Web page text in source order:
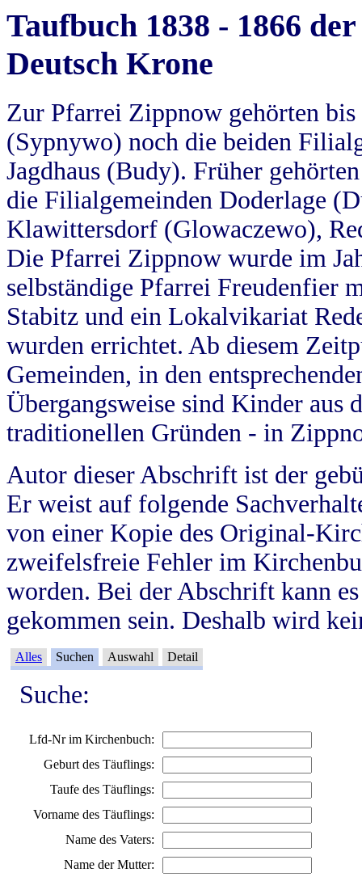
Taufbuch 1838 - 1866
Deutsch Krone
Zur Pfarrei Zippnow gehörten
(Sypnywo) noch die beiden
Jagdhaus (Budy). Früher
die Filialgemeinden Doderlage
Klawittersdorf (Glowaczewo),
Die Pfarrei Zippnow wurde im
selbständige Pfarrei Freudenfier
Stabitz und ein Lokalvikariat
wurden errichtet. Ab diesem
Gemeinden, in den
Übergangsweise sind Kinder aus
traditionellen Gründen - in
Autor dieser Abschrift ist der
Er weist auf folgende
von einer Kopie des Original-
zweifelsfreie Fehler im
worden. Bei der Abschrift kann
gekommen sein. Deshalb wird
Alles Suchen Auswahl Detail
Suche:
Lfd-Nr im Kirchenbuch:
Geburt des Täuflings:
Taufe des Täuflings:
Vorname des Täuflings:
Name des Vaters:
Name der Mutter: